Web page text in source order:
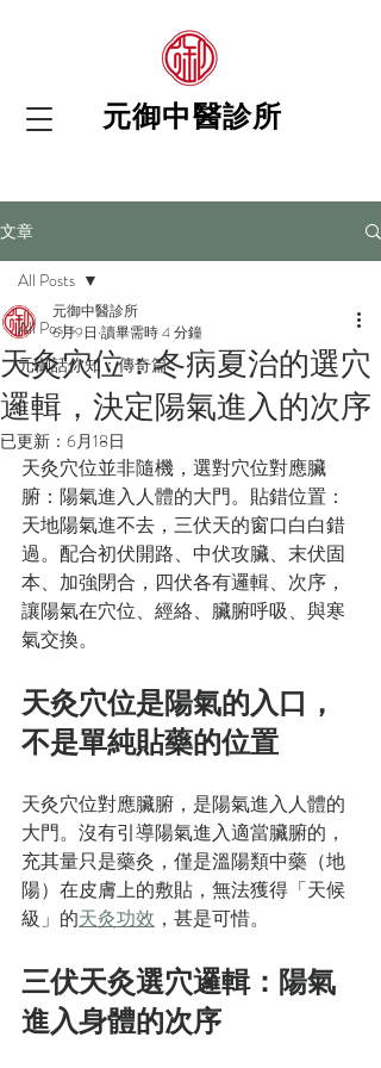
元御中醫診所
文章
All Posts
元御話你知：傳奇篇
All Posts
天灸穴位：冬病夏治的選穴
邏輯，決定陽氣進入的次序
元御中醫診所
6月9日 讀畢需時 4 分鐘
已更新： 6月18日
天灸穴位並非隨機，選對穴位對應臟
腑：陽氣進入人體的大門。貼錯位置：
天地陽氣進不去，三伏天的窗口白白錯
過。配合初伏開路、中伏攻臟、末伏固
本、加強閉合，四伏各有邏輯、次序，
讓陽氣在穴位、經絡、臟腑呼吸、與寒
氣交換。
天灸穴位是陽氣的入口，
不是單純貼藥的位置
天灸穴位對應臟腑，是陽氣進入人體的
大門。沒有引導陽氣進入適當臟腑的，
充其量只是藥灸，僅是溫陽類中藥（地
陽）在皮膚上的敷貼，無法獲得「天候
級」的天灸功效 ，甚是可惜。
三伏天灸選穴邏輯：陽氣
進入身體的次序